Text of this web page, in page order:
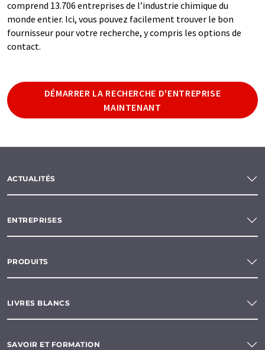
comprend 13.706 entreprises de l’industrie chimique du
monde entier. Ici, vous pouvez facilement trouver le bon
fournisseur pour votre recherche, y compris les options de
contact.
DÉMARRER LA RECHERCHE D'ENTREPRISE
MAINTENANT
ACTUALITÉS
ENTREPRISES
PRODUITS
LIVRES BLANCS
SAVOIR ET FORMATION